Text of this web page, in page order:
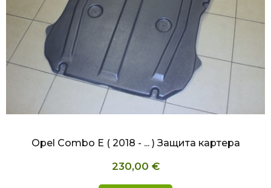
БЫСТРЫЙ ПРОСМОТР
Opel Combo E ( 2018 - ... ) Защита картера
230,00 €